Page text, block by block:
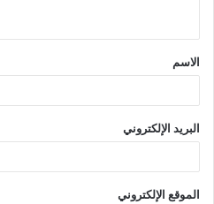
الاسم
البريد الإلكتروني
الموقع الإلكتروني